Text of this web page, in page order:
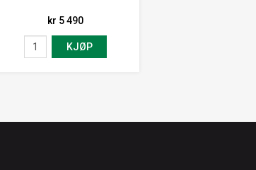
kr 5 490
KJØP